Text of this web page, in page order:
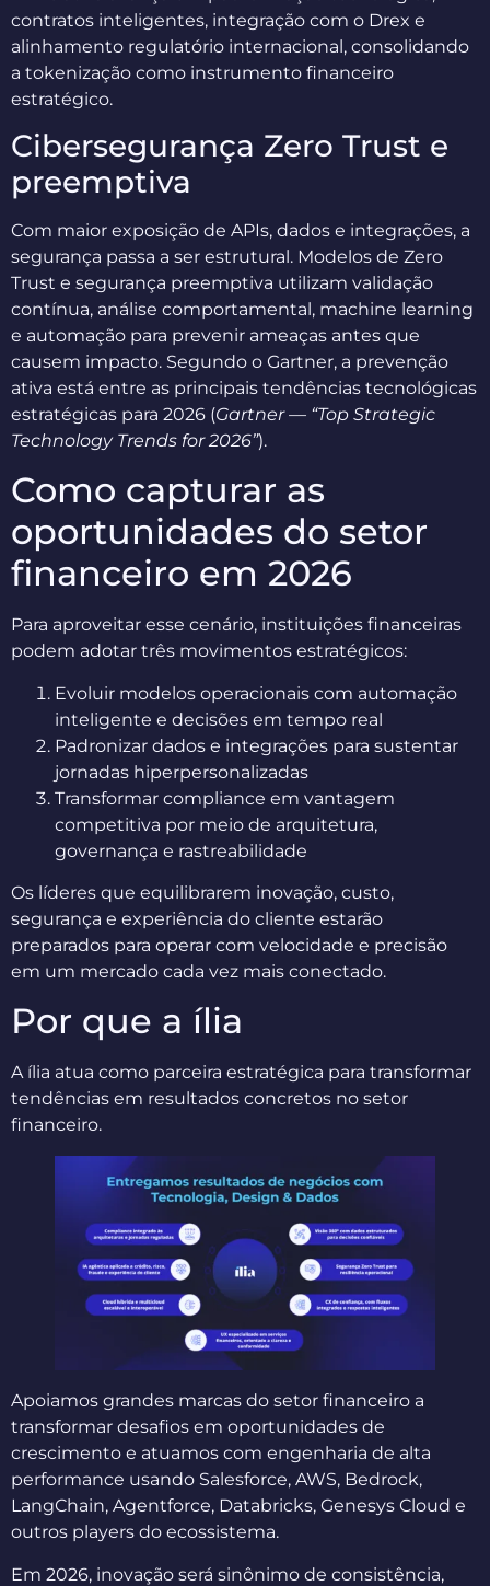
contratos inteligentes, integração com o Drex e
alinhamento regulatório internacional, consolidando
a tokenização como instrumento financeiro
estratégico.
Cibersegurança Zero Trust e
preemptiva
Com maior exposição de APIs, dados e integrações, a
segurança passa a ser estrutural. Modelos de Zero
Trust e segurança preemptiva utilizam validação
contínua, análise comportamental, machine learning
e automação para prevenir ameaças antes que
causem impacto. Segundo o Gartner, a prevenção
ativa está entre as principais tendências tecnológicas
estratégicas para 2026 (Gartner — “Top Strategic
Technology Trends for 2026”).
Como capturar as
oportunidades do setor
financeiro em 2026
Para aproveitar esse cenário, instituições financeiras
podem adotar três movimentos estratégicos:
Evoluir modelos operacionais com automação
inteligente e decisões em tempo real
Padronizar dados e integrações para sustentar
jornadas hiperpersonalizadas
Transformar compliance em vantagem
competitiva por meio de arquitetura,
governança e rastreabilidade
Os líderes que equilibrarem inovação, custo,
segurança e experiência do cliente estarão
preparados para operar com velocidade e precisão
em um mercado cada vez mais conectado.
Por que a ília
A ília atua como parceira estratégica para transformar
tendências em resultados concretos no setor
financeiro.
Apoiamos grandes marcas do setor financeiro a
transformar desafios em oportunidades de
crescimento e atuamos com engenharia de alta
performance usando Salesforce, AWS, Bedrock,
LangChain, Agentforce, Databricks, Genesys Cloud e
outros players do ecossistema.
Em 2026, inovação será sinônimo de consistência,